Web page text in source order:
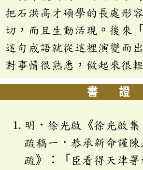
把石洪高才碩學的長處形
切，而且生動活現。後來
這句成語就從這裡演變而
對事情很熟悉，做起來很
書 證
明．徐光啟《徐光啟
疏稿一．恭承新命謹陳
疏》：「臣看得天津